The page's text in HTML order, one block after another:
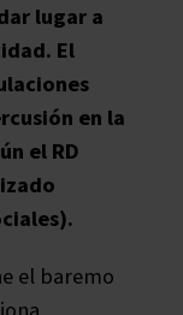
lugar a
El
en la
el RD
el baremo